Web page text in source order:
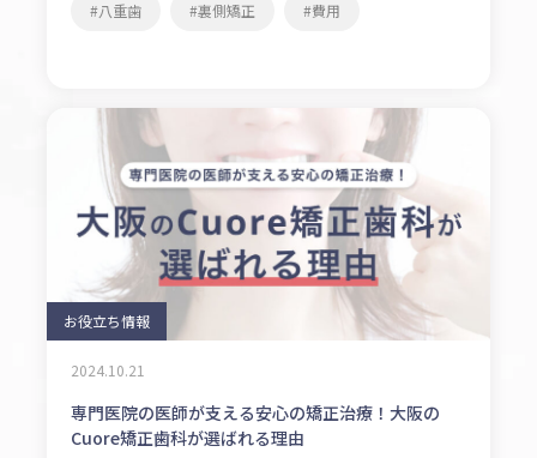
八重歯 裏側矯正 費用
お役立ち情報
2024.10.21
専門医院の医師が支える安心の矯正治療！大阪の
Cuore矯正歯科が選ばれる理由